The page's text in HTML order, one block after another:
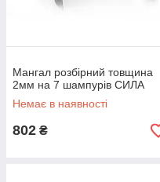
Мангал розбірний товщина
2мм на 7 шампурів СИЛА
Немає в наявності
802 ₴